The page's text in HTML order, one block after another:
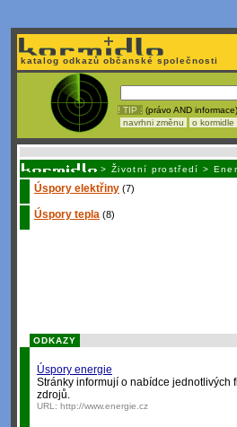
katalog odkazů občanské společnosti
! TIP : (právo AND
navrhni změnu
o kormidle
> Životní prostředí >
Úspory elektřiny (7)
Úspory tepla (8)
ODKAZY
Úspory energie
Stránky informují o nabídce jednotlivých
zdrojů.
URL: http://www.energie.cz